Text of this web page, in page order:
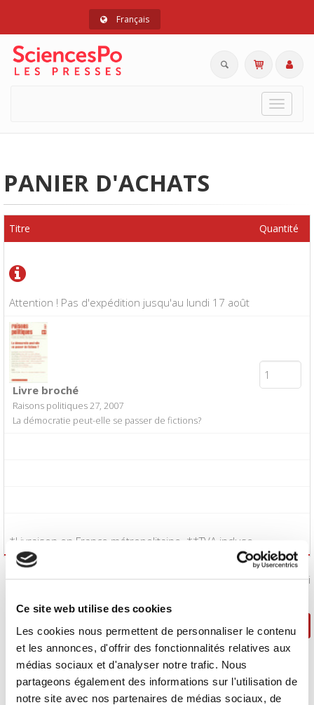
Ce site web utilise des cookies
Les cookies nous permettent de personnaliser le contenu
et les annonces, d'offrir des fonctionnalités relatives aux
médias sociaux et d'analyser notre trafic. Nous
partageons également des informations sur l'utilisation de
notre site avec nos partenaires de médias sociaux, de
Français
Toggle
PANIER D'ACHATS
Attention ! Pas d'expédition jusqu'au lundi 17 août
Titre Quantité
Livre broché
Raisons politiques 27, 2007
La démocratie peut-elle se passer de fictions?
*Livraison en France métropolitaine. **TVA incluse.
J'accepte lesconditions générales de vente: Oui
Poursuivre ma sélection Passer la commande